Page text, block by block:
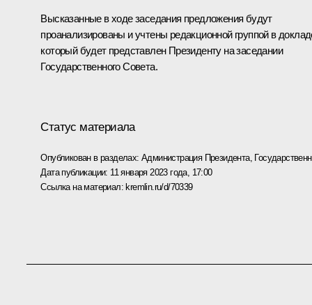
Высказанные в ходе заседания предложения будут
проанализированы и учтены редакционной группой в
который будет представлен Президенту на заседании
Государственного Совета.
Статус материала
Опубликован в разделах: Администрация Президента,
Дата публикации: 11 января 2023 года, 17:00
Ссылка на материал: kremlin.ru/d/70339